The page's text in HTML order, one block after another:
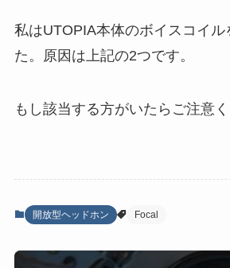
私はUTOPIA本体のボイスコイル
た。原因は上記の2つです。
もし該当する方がいたらご注意く
開放型ヘッドホン Focal